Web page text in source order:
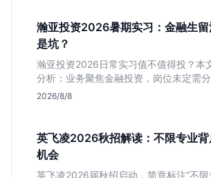
瀚亚投资2026暑期实习：金融生
是坑？
瀚亚投资2026日常实习值不值得投？本
分析：业务聚焦金融投资，岗位未定需
不明确。适合急需上海高含金量实习证明
2026/8/8
英飞凌2026秋招解读：不限专业
机会
英飞凌2026届秋招启动，简章标注“不限